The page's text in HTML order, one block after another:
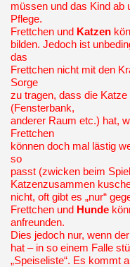
müssen und das Kind ab
Pflege.
Frettchen und Katzen
bilden. Jedoch ist
das
Frettchen nicht mit den
Sorge
zu tragen, dass die
(Fensterbank,
anderer Raum etc.) hat,
Frettchen
können doch mal lästig
so
passt (zwicken beim
Katzenzusammen
nicht, oft gibt es „nur“
Frettchen und Hunde
anfreunden.
Dies jedoch nur, wenn
hat – in so einem Falle
„Speiseliste“. Es kommt